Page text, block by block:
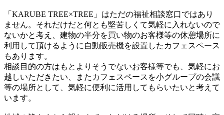
「KARUBE TREE×TREE」はただの福祉相談窓口ではあり
ません。それだけだと何とも堅苦しくて気軽に入れないので
ないかと考え、建物の半分を買い物のお客様等の休憩場所に
利用して頂けるように自動販売機を設置したカフェスペース
もあります。
相談目的の方はもとよりそうでないお客様等でも、気軽にお
越しいただきたい、またカフェスペースを小グループの会議
等の場所として、気軽に便利に活用してもらいたいと考えて
います。